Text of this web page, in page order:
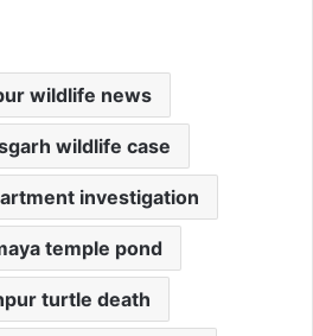
wildlife news
wildlife case
investigation
temple pond
turtle death